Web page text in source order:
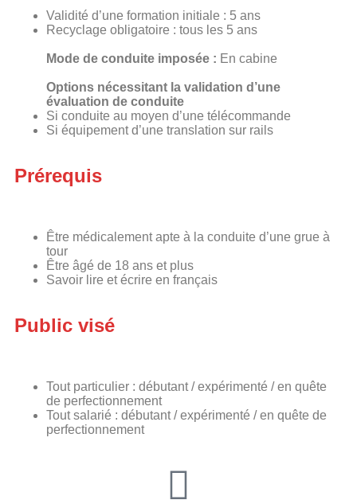
Validité d’une formation initiale : 5 ans
Recyclage obligatoire : tous les 5 ans
Mode de conduite imposée : En cabine
Options nécessitant la validation d’une
évaluation de conduite
Si conduite au moyen d’une télécommande
Si équipement d’une translation sur rails
Prérequis
Être médicalement apte à la conduite d’une grue à
tour
Être âgé de 18 ans et plus
Savoir lire et écrire en français
Public visé
Tout particulier : débutant / expérimenté / en quête
de perfectionnement
Tout salarié : débutant / expérimenté / en quête de
perfectionnement